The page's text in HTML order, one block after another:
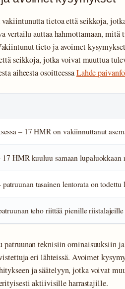
vakiintunutta tietoa että seikkoja,
vertailu auttaa hahmottamaan, mitä
tieto ja avoimet
seikkoja, jotka voivat muuttua
aiheesta osoitteessaLahde
– 17 HMR on vakiinnuttanut
HMR kuuluu samaan lupaluokkaan
tasainen lentorata on todettu
teho riittää pienille riistalajeille
patruunan teknisiin ominaisuuksiin
eri lähteissä. Avoimet
ja säätelyyn, jotka voivat
aktiivisille harrastajille.